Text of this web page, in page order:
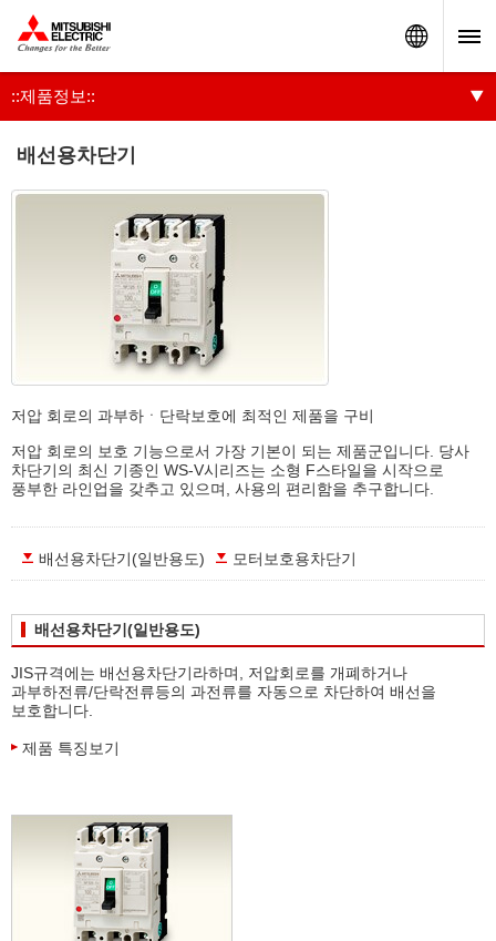
::제품정보::
배선용차단기
저압 회로의 과부하ㆍ단락보호에 최적인 제품을 구비
저압 회로의 보호 기능으로서 가장 기본이 되는 제품군입니다. 당사
차단기의 최신 기종인 WS-V시리즈는 소형 F스타일을 시작으로
풍부한 라인업을 갖추고 있으며, 사용의 편리함을 추구합니다.
배선용차단기(일반용도) 모터보호용차단기
배선용차단기(일반용도)
JIS규격에는 배선용차단기라하며, 저압회로를 개폐하거나
과부하전류/단락전류등의 과전류를 자동으로 차단하여 배선을
보호합니다.
제품 특징보기